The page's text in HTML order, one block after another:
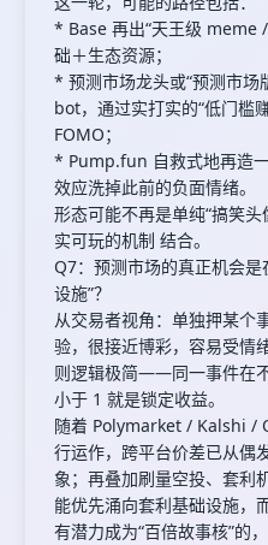
* Base 再出“天王级 meme
础＋生态资源；
* 预测市场龙头或“预测市
bot，通过实打实的“低门槛
FOMO；
* Pump.fun 自救式地再造
效应洗掉此前的负面情绪。
形态可能不再是单纯“搞笑
实可玩的机制 结合。
Q7：预测市场的真正机会是
设施”？
从交易者视角：单独押某个
验，很接近博彩，容易受情
则逻辑极简——同一事件在
小于 1 就是锁定收益。
随着 Polymarket / Kalshi /
行运作，跨平台价差已从偶
象；再叠加刷量空投、套利
能优先涌向套利基础设施，
有潜力成为“百倍故事核”的